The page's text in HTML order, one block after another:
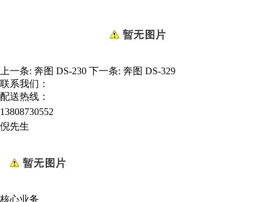
上一条: 奔图 DS-230 下一条: 奔图 DS-329
联系我们：
配送热线：
13808730552
倪先生
核心业务